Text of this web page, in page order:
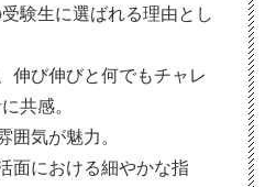
験生に選ばれる理由とし
伸び伸びと何でもチャレ
共感。
囲気が魅力。
面における細やかな指